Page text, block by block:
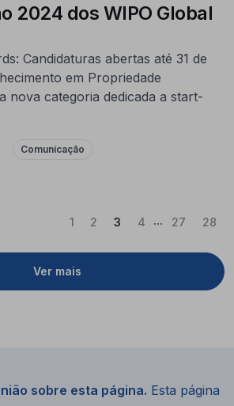
2024 dos WIPO Global
Candidaturas abertas até 31 de
em Propriedade
nova categoria dedicada a start-
Comunicação
Ver mais
1 2 3 (Atual)
4 ... 27 28
sobre esta página. Esta página